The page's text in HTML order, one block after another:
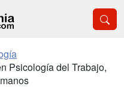
Psicología del Trabajo,